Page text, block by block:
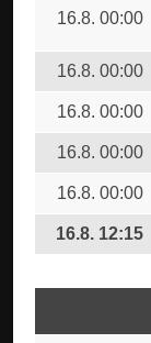
16.8. 00:00
16.8. 00:00
16.8. 00:00
16.8. 00:00
16.8. 00:00
16.8. 12:15